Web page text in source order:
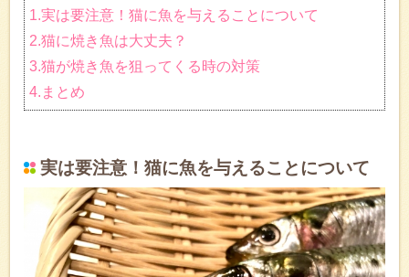
1.実は要注意！猫に魚を与えることについて
2.猫に焼き魚は大丈夫？
3.猫が焼き魚を狙ってくる時の対策
4.まとめ
実は要注意！猫に魚を与えることについて